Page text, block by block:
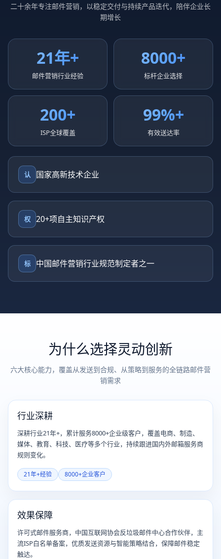
二十余年专注邮件营销，以稳定交付与持续产品迭代，陪伴企业长
期增长
21年+
邮件营销行业经验
8000+
标杆企业选择
200+
ISP全球覆盖
99%+
有效送达率
认 国家高新技术企业
权 20+项自主知识产权
标 中国邮件营销行业规范制定者之一
为什么选择灵动创新
六大核心能力，覆盖从发送到合规、从策略到服务的全链路邮件营
销需求
行业深耕
深耕行业21年+，累计服务8000+企业级客户，覆盖电商、制造、
媒体、教育、科技、医疗等多个行业，持续跟进国内外邮箱服务商
规则变化。
21年+经验 8000+企业客户
效果保障
许可式邮件服务商，中国互联网协会反垃圾邮件中心合作伙伴，主
流ISP白名单备案，优质发送资源与智能策略结合，保障邮件稳定
触达。